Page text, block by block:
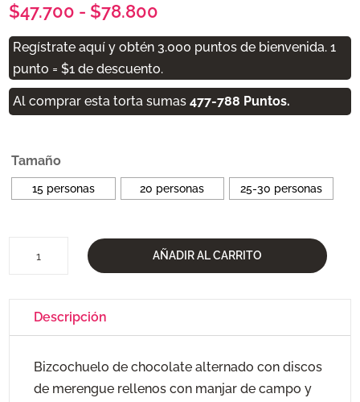
$47.700 - $78.800
de
precios:
desde
$47.700
hasta
Regístrate aquí y obtén 3.000 puntos de bienvenida. 1
punto = $1 de descuento.
Al comprar esta torta sumas477-788 Puntos.
Tamaño
15 personas 20 personas 25-30 personas
AÑADIR AL CARRITO
Descripción
Bizcochuelo de chocolate alternado con discos
de merengue rellenos con manjar de campo y